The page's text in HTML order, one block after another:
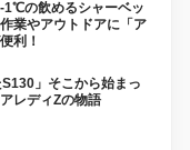
1℃の飲めるシャーベッ
業やアウトドアに「ア
利！
S130」そこから始まっ
レディZの物語